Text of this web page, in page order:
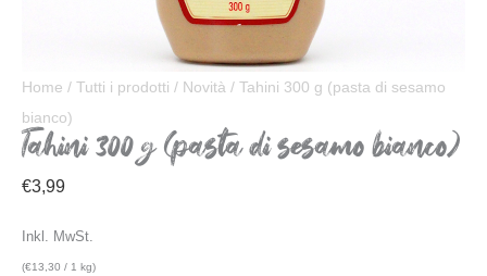
Home / Tutti i prodotti / Novità / Tahini 300 g (pasta di sesamo
bianco)
Tahini 300 g (pasta di sesamo bianco)
€3,99
Inkl. MwSt.
(€13,30 / 1 kg)